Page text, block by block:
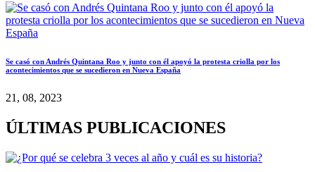
Se casó con Andrés Quintana Roo y junto con él apoyó la protesta criolla por los
acontecimientos que se sucedieron en Nueva España
21, 08, 2023
ÚLTIMAS PUBLICACIONES